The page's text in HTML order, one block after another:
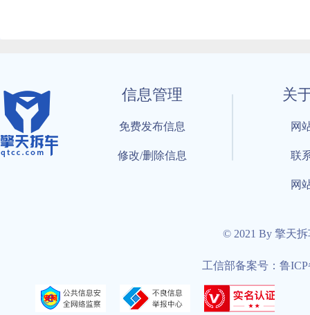
信息管理
免费发布信息
修改/删除信息
关
网
联
网
© 2021 By 擎天
工信部备案号：鲁